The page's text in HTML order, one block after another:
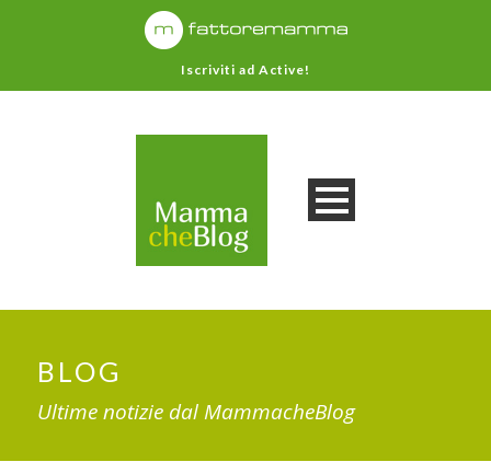
Iscriviti ad Active!
BLOG
Ultime notizie dal MammacheBlog